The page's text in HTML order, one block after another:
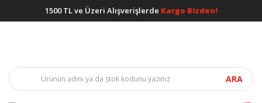
1500 TL ve Üzeri Alışverişlerde Kargo Bizden!
ARA